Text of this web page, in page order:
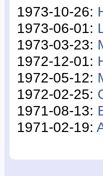
1973-10-26:
1973-06-01:
1973-03-23:
1972-12-01:
1972-05-12:
1972-02-25:
1971-08-13:
1971-02-19: